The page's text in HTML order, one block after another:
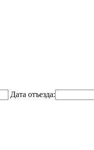
Дата отъезда: